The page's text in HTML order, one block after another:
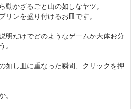
動かざるごと山の如しなヤツ。
リンを盛り付けるお皿です。
明だけでどのようなゲームか大体お分
。
如し皿に重なった瞬間、クリックを押
。